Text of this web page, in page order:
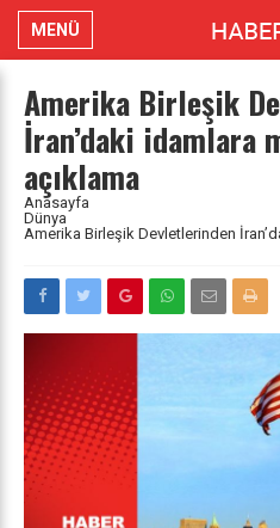
MENÜ
Amerika Birleşik
İran’daki idamlara
açıklama
Anasayfa
Dünya
Amerika Birleşik Devletlerinden